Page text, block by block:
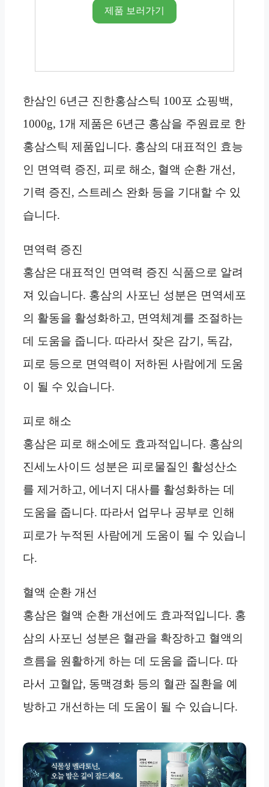
제품 보러가기
한삼인 6년근 진한홍삼스틱 100포 쇼핑백,
1000g, 1개 제품은 6년근 홍삼을 주원료로 한
홍삼스틱 제품입니다. 홍삼의 대표적인 효능
인 면역력 증진, 피로 해소, 혈액 순환 개선,
기력 증진, 스트레스 완화 등을 기대할 수 있
습니다.
면역력 증진
홍삼은 대표적인 면역력 증진 식품으로 알려
져 있습니다. 홍삼의 사포닌 성분은 면역세포
의 활동을 활성화하고, 면역체계를 조절하는
데 도움을 줍니다. 따라서 잦은 감기, 독감,
피로 등으로 면역력이 저하된 사람에게 도움
이 될 수 있습니다.
피로 해소
홍삼은 피로 해소에도 효과적입니다. 홍삼의
진세노사이드 성분은 피로물질인 활성산소
를 제거하고, 에너지 대사를 활성화하는 데
도움을 줍니다. 따라서 업무나 공부로 인해
피로가 누적된 사람에게 도움이 될 수 있습니
다.
혈액 순환 개선
홍삼은 혈액 순환 개선에도 효과적입니다. 홍
삼의 사포닌 성분은 혈관을 확장하고 혈액의
흐름을 원활하게 하는 데 도움을 줍니다. 따
라서 고혈압, 동맥경화 등의 혈관 질환을 예
방하고 개선하는 데 도움이 될 수 있습니다.